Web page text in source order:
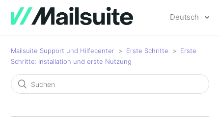
Deutsch
Mailsuite Support und Hilfecenter Erste Schritte
Erste
Schritte: Installation und erste Nutzung